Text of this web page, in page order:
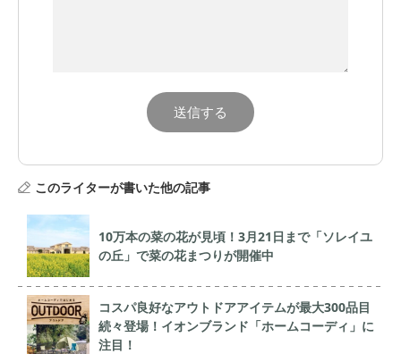
このライターが書いた他の記事
10万本の菜の花が見頃！3月21日まで「ソレイユ
の丘」で菜の花まつりが開催中
コスパ良好なアウトドアアイテムが最大300品目
続々登場！イオンブランド「ホームコーディ」に
注目！